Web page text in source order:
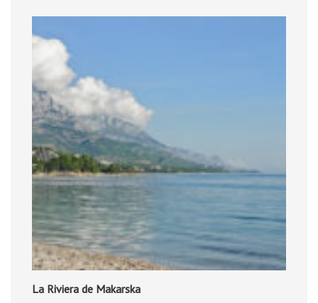
La Riviera de Makarska